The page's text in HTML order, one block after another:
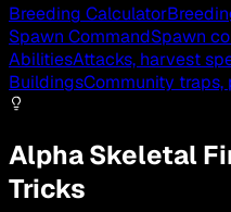
Breeding Calculator
Spawn CommandSpawn
AbilitiesAttacks, harvest
BuildingsCommunity traps,
Alpha Skeletal
Tricks